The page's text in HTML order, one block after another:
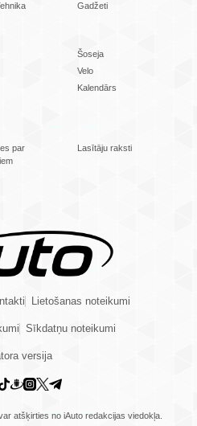
Gadžeti
Šoseja
Velo
Kalendārs
par
Lasītāju raksti
Lietošanas noteikumi
Sīkdatņu noteikumi
versija
atšķirties no iAuto redakcijas viedokļa.